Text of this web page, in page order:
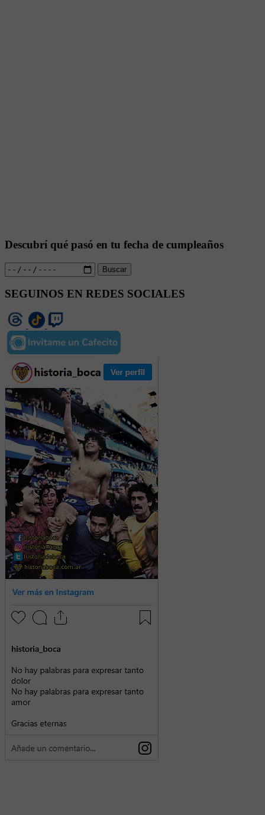
Descubrí qué pasó en tu fecha de cumpleaños
Buscar
SEGUINOS EN REDES SOCIALES